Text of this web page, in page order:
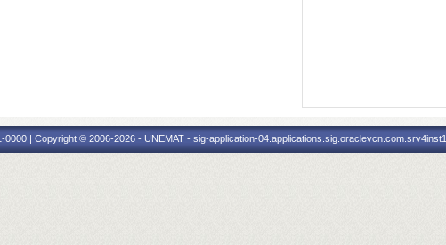
| Copyright © 2006-2026 - UNEMAT - sig-application-04.applications.sig.oraclevcn.com.srv4inst1